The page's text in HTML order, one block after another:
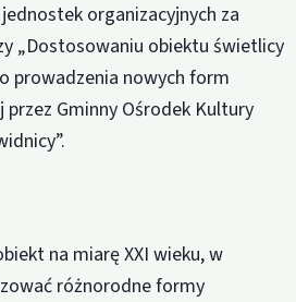
organizacyjnych za
„Dostosowaniu obiektu świetlicy
prowadzenia nowych form
przez Gminny Ośrodek Kultury
na miarę XXI wieku, w
różnorodne formy